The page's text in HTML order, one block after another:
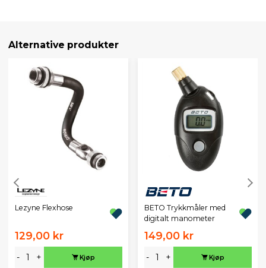
Alternative produkter
Lezyne Flexhose
129,00 kr
- + Kjøp
BETO Trykkmåler med
digitalt manometer
149,00 kr
- + Kjøp